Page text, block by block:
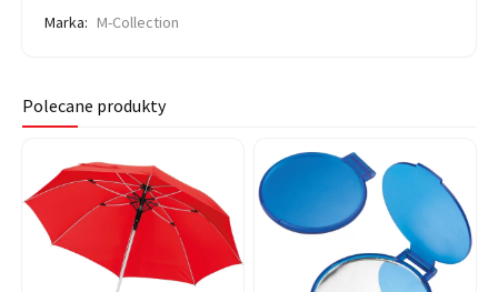
Marka: M-Collection
Polecane produkty